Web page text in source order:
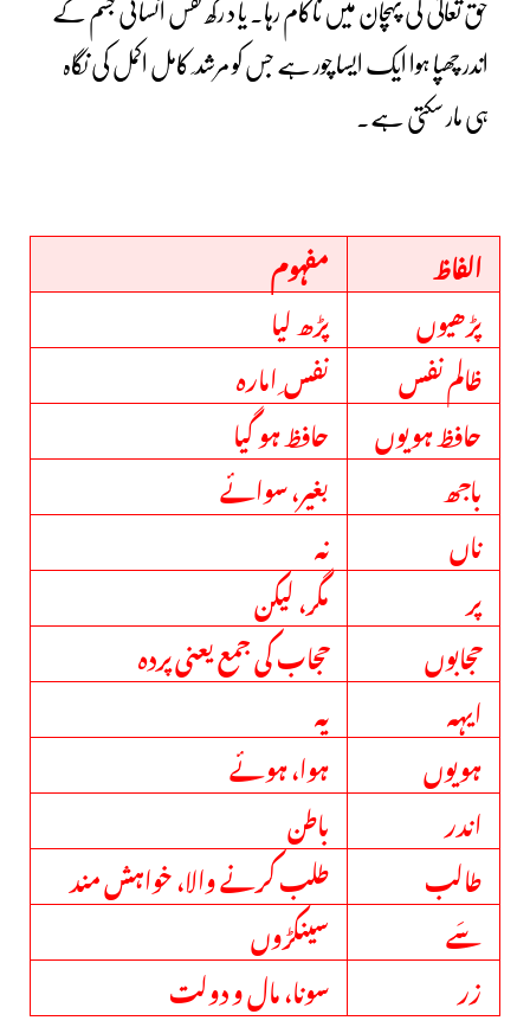
حق تعالیٰ کی پہچان میں ناکام رہا۔ یا د رکھ نفس انسانی جسم کے
اندر چھپا ہوا ایک ایسا چور ہے جس کو مرشد ِ کامل اکمل کی نگاہ
ہی مار سکتی ہے۔
الفاظ
مفہوم
پڑھیوں
پڑھ لیا
ظالم نفس
نفس ِ امارہ
حافظ ہویوں
حافظ ہو گیا
باجھ
بغیر، سوائے
ناں
نہ
پر
مگر، لیکن
حجابوں
حجاب کی جمع یعنی پردہ
ایہہ
یہ
ہویوں
ہوا، ہوئے
اندر
باطن
طالب
طلب کرنے والا، خواہش مند
سَے
سینکڑوں
زر
سونا، مال و دولت